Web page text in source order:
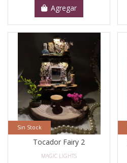
Agregar
Sin Stock
Tocador Fairy 2
MAGIC LIGHTS